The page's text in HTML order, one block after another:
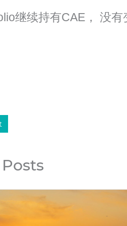
继续持有CAE， 没有